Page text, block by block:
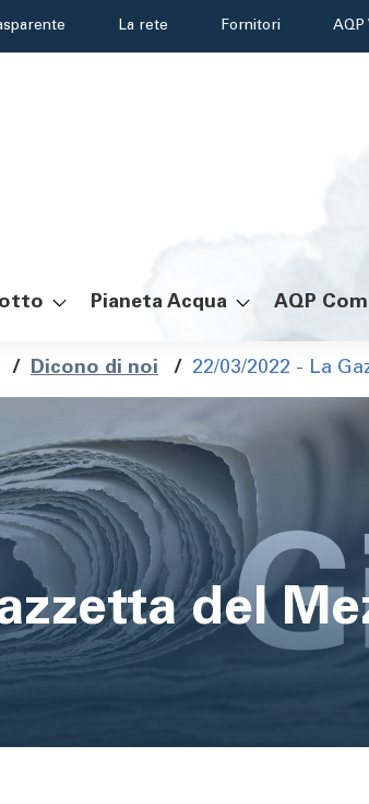
La rete Fornitori AQP
Pianeta Acqua AQP
/ Dicono di noi / 22/03/2022 - La
del